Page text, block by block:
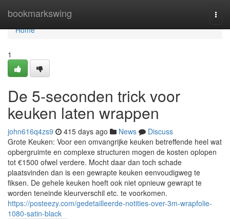
bookmarkswing
Home
Home
1
De 5-seconden trick voor
keuken laten wrappen
john616q4zs9 415 days ago News
Discuss
Grote Keuken: Voor een omvangrijke keuken betreffende heel wat
opbergruimte en complexe structuren mogen de kosten oplopen
tot €1500 ofwel verdere. Mocht daar dan toch schade
plaatsvinden dan is een gewrapte keuken eenvoudigweg te
fiksen. De gehele keuken hoeft ook niet opnieuw gewrapt te
worden teneinde kleurverschil etc. te voorkomen.
https://posteezy.com/gedetailleerde-notities-over-3m-wrapfolie-
1080-satin-black